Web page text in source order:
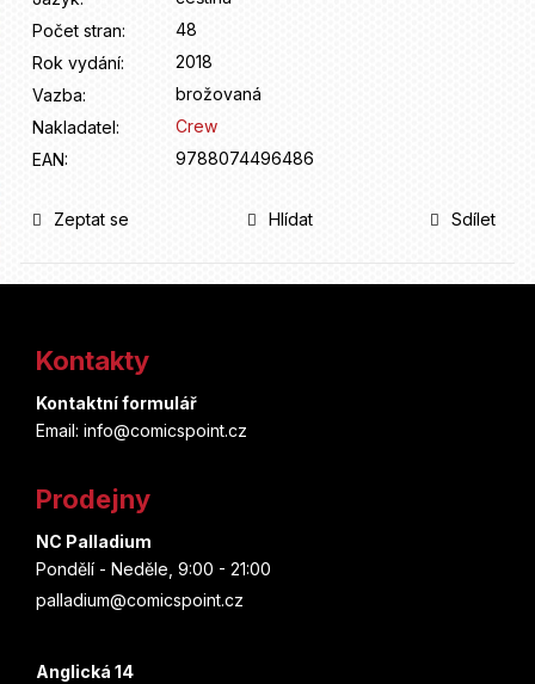
Počet stran:
48
Rok vydání:
2018
Vazba:
brožovaná
Nakladatel:
Crew
EAN: 9788074496486
Zeptat se Hlídat Sdílet
e
Kontakty
Kontaktní formulář
Email: info@comicspoint.cz
Prodejny
NC Palladium
Pondělí - Neděle, 9:00 - 21:00
palladium@comicspoint.cz
Anglická 14